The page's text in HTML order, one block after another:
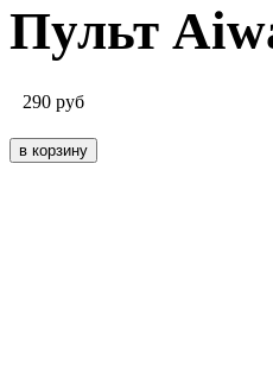
Пульт
290 руб